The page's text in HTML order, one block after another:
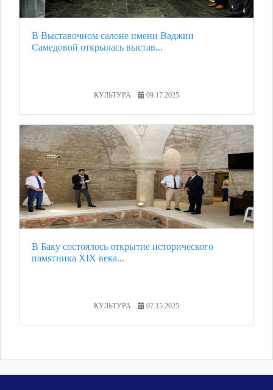
В Выставочном салоне имени Ваджии
Самедовой открылась выстав...
КУЛЬТУРА 09.17.2025
В Баку состоялось открытие исторического
памятника XIX века...
КУЛЬТУРА 07.15.2025